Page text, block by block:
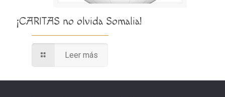
¡CARITAS no olvida Somalia!
Leer más